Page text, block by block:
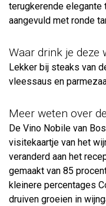
terugkerende elegante
aangevuld met ronde
Waar drink je deze
Lekker bij steaks van
vleessaus en
Meer weten over
De Vino Nobile van
visitekaartje van het
veranderd aan het
gemaakt van 85
kleinere percentages
druiven groeien in